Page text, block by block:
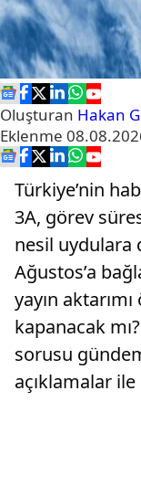
Oluşturan Hakan
Eklenme
Türkiye’nin
3A, görev
nesil uydulara
Ağustos’a
yayın
kapanacak
sorusu
açıklamalar